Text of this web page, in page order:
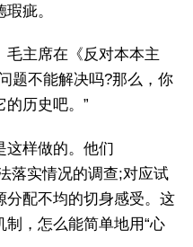
疵。
毛主席在《反对本本主
题不能解决吗?那么，你
历史吧。”
这样做的。他们
落实情况的调查;对应试
分配不均的切身感受。这
，怎么能简单地用“心